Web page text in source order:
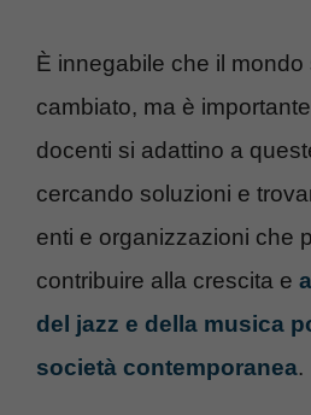
È innegabile che il
cambiato, ma è
docenti si adattino a
cercando soluzioni e
enti e organizzazioni che
contribuire alla crescita e
del jazz e della musica
società contemporanea.